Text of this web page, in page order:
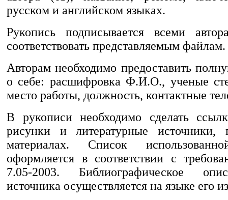
русском и английском языках.
Рукопись подписывается всеми
соответствовать представляемым файлам.
Авторам необходимо предоставить
о себе: расшифровка Ф.И.О., ученые
место работы, должность, контактные
В рукописи необходимо сделать
рисунки и литературные источники,
материалах. Список
оформляется в соответствии с
7.05-2003. Библиографическое
источника осуществляется на языке его